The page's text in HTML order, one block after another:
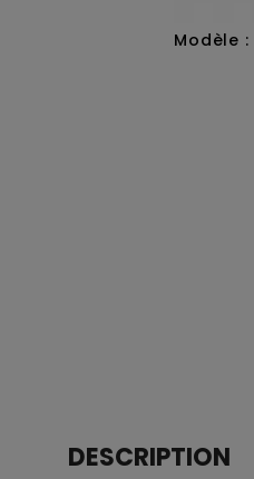
Modèle :
DESCRIPTION